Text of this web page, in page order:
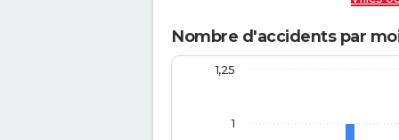
Nombre d'accidents par
1
1,25